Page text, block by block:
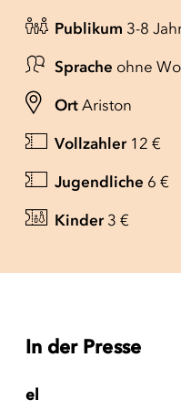
Publikum 3-8
Sprache ohne
Ort Ariston
Vollzahler 12 €
Jugendliche 6 €
Kinder 3 €
In der Presse
el